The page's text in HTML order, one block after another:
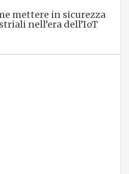
mettere in sicurezza
nell’era dell’IoT